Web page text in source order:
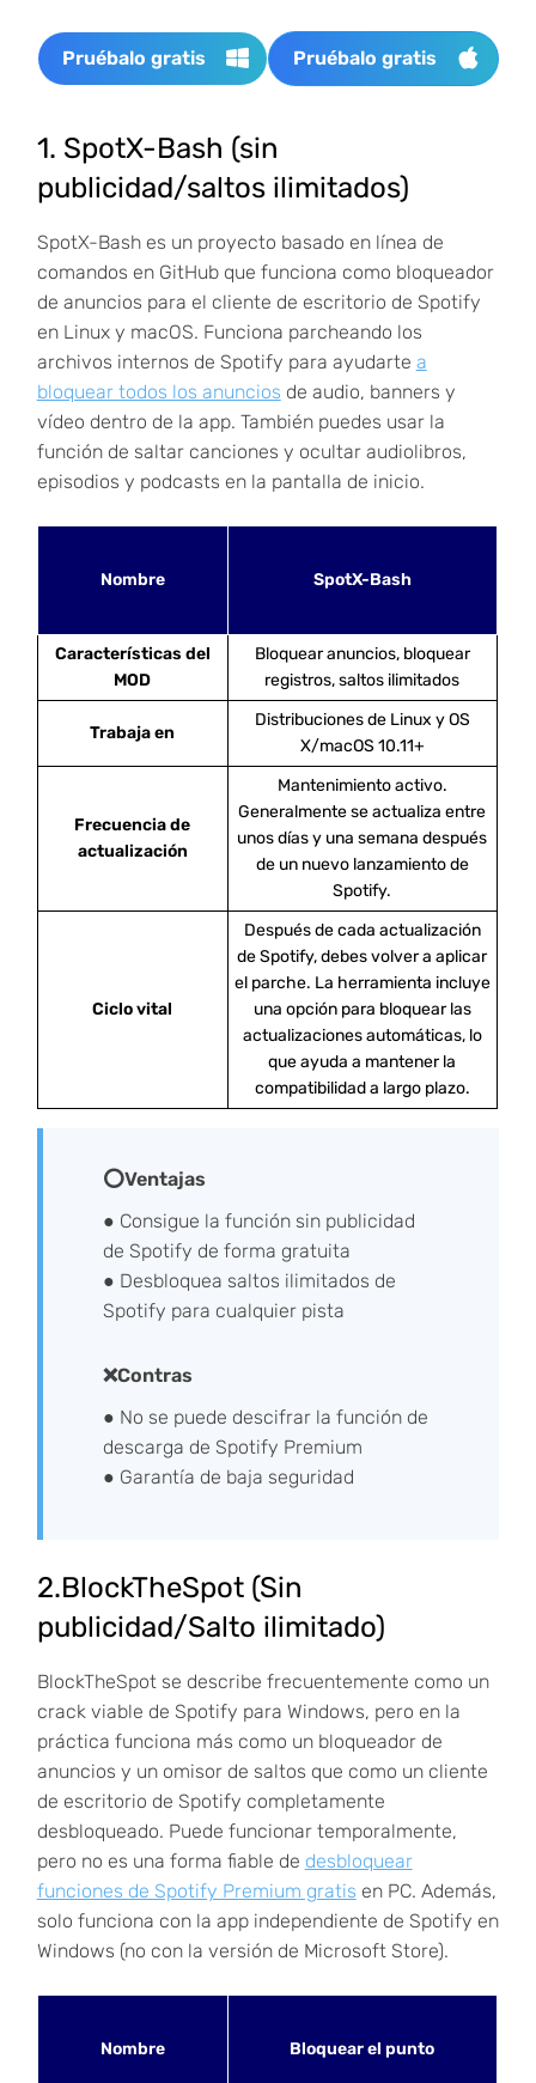
Pruébalo gratis Pruébalo gratis
1. SpotX-Bash (sin
publicidad/saltos ilimitados)
SpotX-Bash es un proyecto basado en línea de
comandos en GitHub que funciona como bloqueador
de anuncios para el cliente de escritorio de Spotify
en Linux y macOS. Funciona parcheando los
archivos internos de Spotify para ayudarte a
bloquear todos los anuncios de audio, banners y
vídeo dentro de la app. También puedes usar la
función de saltar canciones y ocultar audiolibros,
episodios y podcasts en la pantalla de inicio.
Nombre SpotX-Bash
Características del
MOD
Bloquear anuncios, bloquear
registros, saltos ilimitados
Trabaja en
Distribuciones de Linux y OS
X/macOS 10.11+
Frecuencia de
actualización
Mantenimiento activo.
Generalmente se actualiza entre
unos días y una semana después
de un nuevo lanzamiento de
Spotify.
Ciclo vital
Después de cada actualización
de Spotify, debes volver a aplicar
el parche. La herramienta incluye
una opción para bloquear las
actualizaciones automáticas, lo
que ayuda a mantener la
compatibilidad a largo plazo.
⭕Ventajas
● Consigue la función sin publicidad
de Spotify de forma gratuita
● Desbloquea saltos ilimitados de
Spotify para cualquier pista
❌Contras
● No se puede descifrar la función de
descarga de Spotify Premium
● Garantía de baja seguridad
2.BlockTheSpot (Sin
publicidad/Salto ilimitado)
BlockTheSpot se describe frecuentemente como un
crack viable de Spotify para Windows, pero en la
práctica funciona más como un bloqueador de
anuncios y un omisor de saltos que como un cliente
de escritorio de Spotify completamente
desbloqueado. Puede funcionar temporalmente,
pero no es una forma fiable de desbloquear
funciones de Spotify Premium gratis en PC. Además,
solo funciona con la app independiente de Spotify en
Windows (no con la versión de Microsoft Store).
Nombre Bloquear el punto